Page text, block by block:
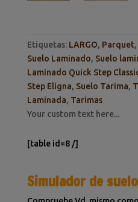
Etiquetas: LARGO, Parquet,
Suelo Laminado, Suelo
Laminado Quick Step
Step Eligna, Suelo Tarima,
Laminada, Tarimas
Your custom text here...
[table id=8 /]
Simulador de